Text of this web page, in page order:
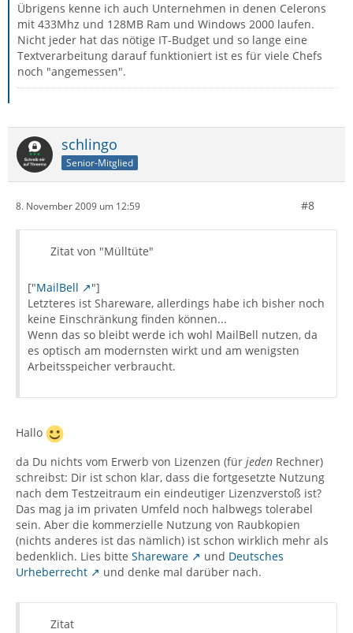
Übrigens kenne ich auch Unternehmen in denen Celerons
mit 433Mhz und 128MB Ram und Windows 2000 laufen.
Nicht jeder hat das nötige IT-Budget und so lange eine
Textverarbeitung darauf funktioniert ist es für viele Chefs
noch "angemessen".
schlingo
Senior-Mitglied
8. November 2009 um 12:59 #8
Zitat von "Mülltüte"
["MailBell
"]
Letzteres ist Shareware, allerdings habe ich bisher noch
keine Einschränkung finden können...
Wenn das so bleibt werde ich wohl MailBell nutzen, da
es optisch am modernsten wirkt und am wenigsten
Arbeitsspeicher verbraucht.
Hallo
da Du nichts vom Erwerb von Lizenzen (für jeden Rechner)
schreibst: Dir ist schon klar, dass die fortgesetzte Nutzung
nach dem Testzeitraum ein eindeutiger Lizenzverstoß ist?
Das mag ja im privaten Umfeld noch halbwegs tolerabel
sein. Aber die kommerzielle Nutzung von Raubkopien
(nichts anderes ist das nämlich) ist schon wirklich mehr als
bedenklich. Lies bitte Shareware und Deutsches
Urheberrecht
und denke mal darüber nach.
Zitat